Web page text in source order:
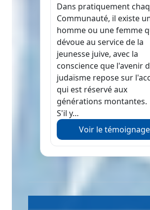
Dans pratiquement
Communauté, il existe
homme ou une femme
dévoue au service de la
jeunesse juive, avec la
conscience que l'avenir
judaïsme repose sur
qui est réservé aux
générations montantes.
S'il y…
Voir le témoignage